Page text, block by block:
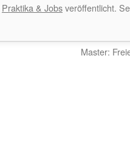
Praktika & Jobsveröffentlicht.
Master: